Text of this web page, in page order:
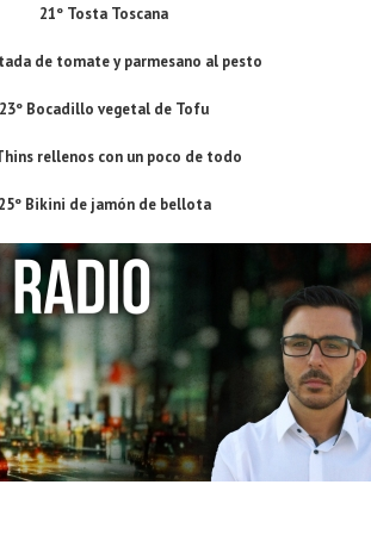
21º Tosta Toscana
de tomate y parmesano al pesto
23º Bocadillo vegetal de Tofu
rellenos con un poco de todo
25º Bikini de jamón de bellota